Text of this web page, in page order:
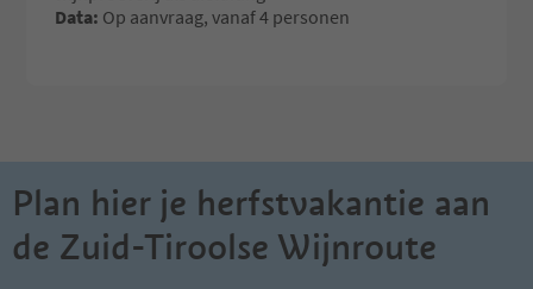
Data: Op aanvraag, vanaf 4 personen
Plan hier je herfstvakantie aan
de Zuid-Tiroolse Wijnroute